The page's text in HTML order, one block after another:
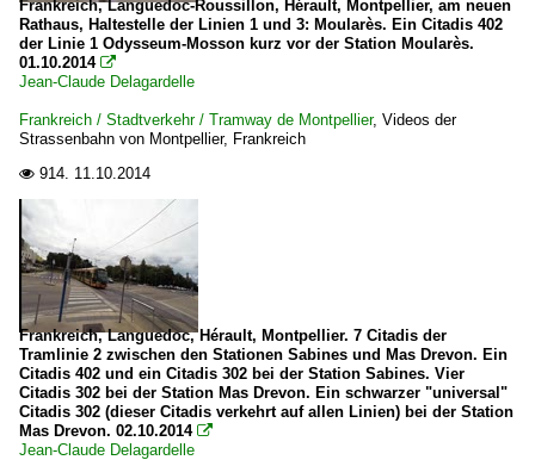
Frankreich, Languedoc-Roussillon, Hérault, Montpellier, am neuen
Rathaus, Haltestelle der Linien 1 und 3: Moularès. Ein Citadis 402
der Linie 1 Odysseum-Mosson kurz vor der Station Moularès.
01.10.2014 
Jean-Claude Delagardelle
Frankreich / Stadtverkehr / Tramway de Montpellier, Videos der
Strassenbahn von Montpellier, Frankreich
 914. 11.10.2014
Frankreich, Languedoc, Hérault, Montpellier. 7 Citadis der
Tramlinie 2 zwischen den Stationen Sabines und Mas Drevon. Ein
Citadis 402 und ein Citadis 302 bei der Station Sabines. Vier
Citadis 302 bei der Station Mas Drevon. Ein schwarzer "universal"
Citadis 302 (dieser Citadis verkehrt auf allen Linien) bei der Station
Mas Drevon. 02.10.2014 
Jean-Claude Delagardelle